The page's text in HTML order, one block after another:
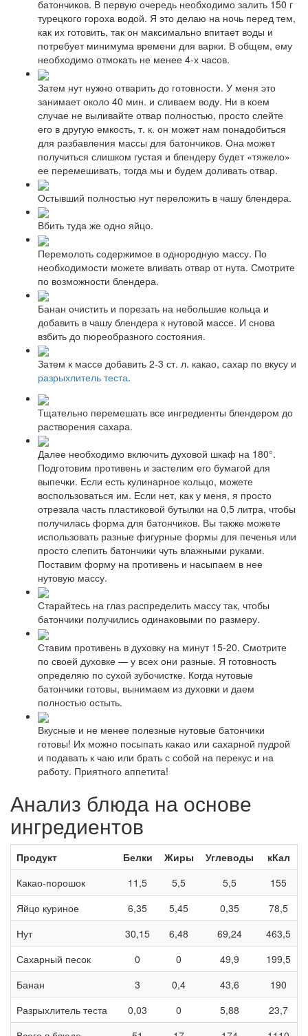
батончиков. В первую очередь необходимо залить 150 г
турецкого гороха водой. Я это делаю на ночь перед тем,
как их готовить, так он максимально впитает воды и
потребует минимума времени для варки. В общем, ему
необходимо отмокать не менее 4-х часов.
Затем нут нужно отварить до готовности. У меня это
занимает около 40 мин. и сливаем воду. Ни в коем
случае не выливайте отвар полностью, просто слейте
его в другую емкость, т. к. он может нам понадобиться
для разбавления массы для батончиков. Она может
получиться слишком густая и блендеру будет «тяжело»
ее перемешивать, тогда мы и будем доливать отвар.
Остывший полностью нут переложить в чашу блендера.
Вбить туда же одно яйцо.
Перемолоть содержимое в однородную массу. По
необходимости можете вливать отвар от нута. Смотрите
по возможности блендера.
Банан очистить и порезать на небольшие кольца и
добавить в чашу блендера к нутовой массе. И снова
взбить до пюреобразного состояния.
Затем к массе добавить 2-3 ст. л. какао, сахар по вкусу и
разрыхлитель теста.
Тщательно перемешать все ингредиенты блендером до
растворения сахара.
Далее необходимо включить духовой шкаф на 180°.
Подготовим противень и застелим его бумагой для
выпечки. Если есть кулинарное кольцо, можете
воспользоваться им. Если нет, как у меня, я просто
отрезала часть пластиковой бутылки на 0,5 литра, чтобы
получилась форма для батончиков. Вы также можете
использовать разные фигурные формы для печенья или
просто слепить батончики чуть влажными руками.
Поставим форму на противень и насыпаем в нее
нутовую массу.
Старайтесь на глаз распределить массу так, чтобы
батончики получились одинаковыми по размеру.
Ставим противень в духовку на минут 15-20. Смотрите
по своей духовке — у всех они разные. Я готовность
определяю по сухой зубочистке. Когда нутовые
батончики готовы, вынимаем из духовки и даем
полностью остыть.
Вкусные и не менее полезные нутовые батончики
готовы! Их можно посыпать какао или сахарной пудрой
и подавать к чаю или брать с собой на перекус и на
работу. Приятного аппетита!
Анализ блюда на основе
ингредиентов
Продукт Белки Жиры Углеводы
кКал
Какао-порошок
11,5 5,5 5,5
155
Яйцо куриное
6,35 5,45 0,35
78,5
Нут
30,15 6,48 69,24
463,5
Сахарный песок
0 0 49,9
199,5
Банан
3 0,4 43,6
190
Разрыхлитель теста
0,03 0 5,88
23,7